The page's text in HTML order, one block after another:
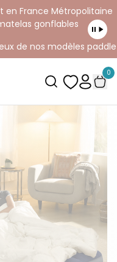
en France Métropolitaine
gonflables
de nos modèles paddle
0